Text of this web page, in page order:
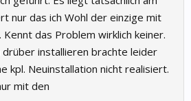
nur das ich Wohl der einzige mit
das Problem wirklich keiner.
installieren brachte leider
kpl. Neuinstallation nicht realisiert.
mit den